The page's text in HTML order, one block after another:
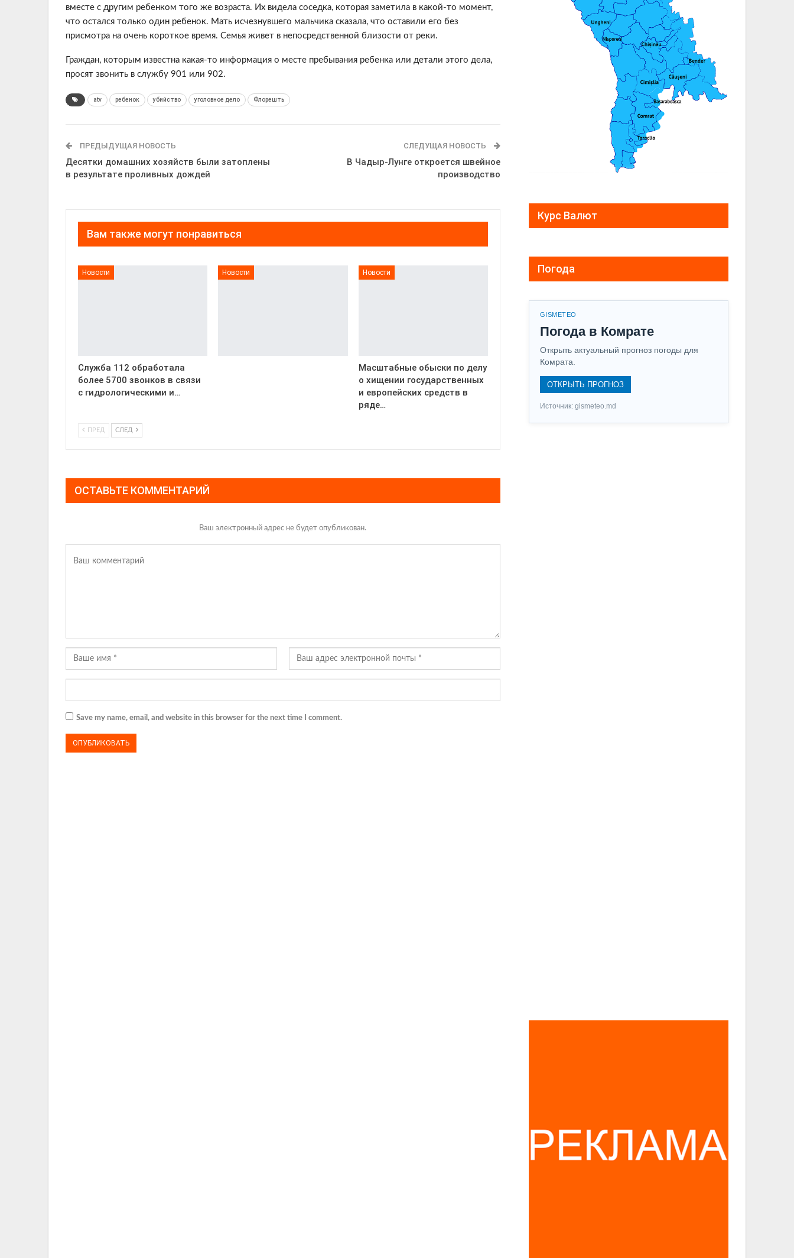
вместе с другим ребенком того же возраста. Их видела соседка, которая заметила в какой-то момент,
что остался только один ребенок. Мать исчезнувшего мальчика сказала, что оставили его без
присмотра на очень короткое время. Семья живет в непосредственной близости от реки.
Граждан, которым известна какая-то информация о месте пребывания ребенка или детали этого дела,
просят звонить в службу 901 или 902.
atv ребенок убийство уголовное дело Флорешть
ПРЕДЫДУЩАЯ НОВОСТЬ
Десятки домашних хозяйств были затоплены
в результате проливных дождей
СЛЕДУЩАЯ НОВОСТЬ
В Чадыр-Лунге откроется швейное
производство
Вам также могут понравиться
Новости
Служба 112 обработала
более 5700 звонков в связи
с гидрологическими и…
Новости Новости
Масштабные обыски по делу
о хищении государственных
и европейских средств в
ряде…
ПРЕД СЛЕД
ОСТАВЬТЕ КОММЕНТАРИЙ
Ваш электронный адрес не будет опубликован.
Save my name, email, and website in this browser for the next time I comment.
Курс Валют
Погода
GISMETEO
Погода в Комрате
Открыть актуальный прогноз погоды для
Комрата.
ОТКРЫТЬ ПРОГНОЗ
Источник: gismeteo.md